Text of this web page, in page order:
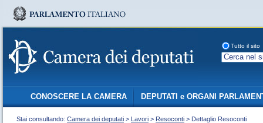
Tutto il sito
CONOSCERE LA CAMERA DEPUTATI e ORGANI
Stai consultando: Camera dei deputati > Lavori > Resoconti > Dettaglio Resoconti